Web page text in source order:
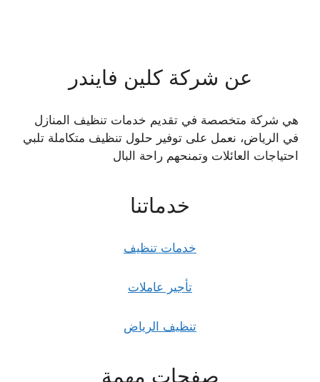
عن شركة كلين فايندر
هي شركة متخصصة في تقديم خدمات تنظيف المنازل
في الرياض، نعمل على توفير حلول تنظيف متكاملة تلبي
احتياجات العائلات وتمنحهم راحة البال
خدماتنا
خدمات تنظيف
تأجير عاملات
تنظيف الرياض
صفحات مهمة